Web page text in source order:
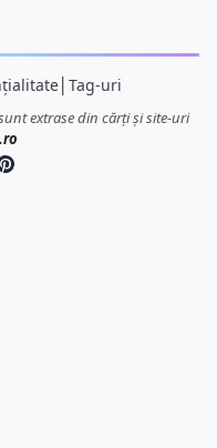
│ Tag-uri
extrase din cărți și site-uri